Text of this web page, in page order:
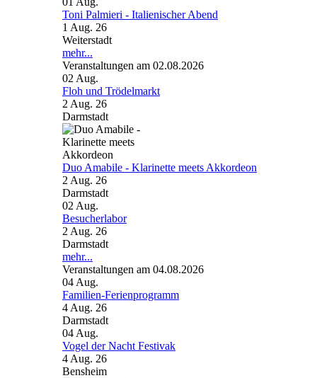
Toni Palmieri - Italienischer Abend
1 Aug. 26
Weiterstadt
mehr...
Veranstaltungen am 02.08.2026
02 Aug.
Floh und Trödelmarkt
2 Aug. 26
Darmstadt
Duo Amabile - Klarinette meets Akkordeon
2 Aug. 26
Darmstadt
02 Aug.
Besucherlabor
2 Aug. 26
Darmstadt
mehr...
Veranstaltungen am 04.08.2026
04 Aug.
Familien-Ferienprogramm
4 Aug. 26
Darmstadt
04 Aug.
Vogel der Nacht Festivak
4 Aug. 26
Bensheim